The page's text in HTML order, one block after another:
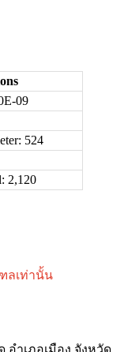
09
524
2,120
ลเท่านั้น
อำเภอเมือง จังหวัด